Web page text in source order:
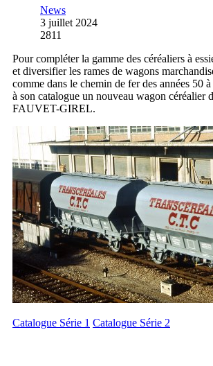
News
3 juillet 2024
2811
Pour compléter la gamme des céréaliers à
et diversifier les rames de wagons
comme dans le chemin de fer des années 50
à son catalogue un nouveau wagon céréalier
FAUVET-GIREL.
Catalogue Série 1 Catalogue Série 2